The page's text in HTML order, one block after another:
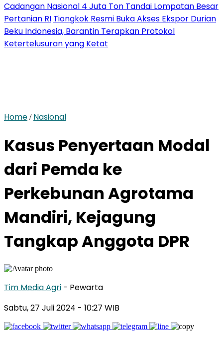
Cadangan Nasional 4 Juta Ton Tandai Lompatan Besar
Pertanian RI Tiongkok Resmi Buka Akses Ekspor Durian
Beku Indonesia, Barantin Terapkan Protokol
Ketertelusuran yang Ketat
Home / Nasional
Kasus Penyertaan Modal
dari Pemda ke
Perkebunan Agrotama
Mandiri, Kejagung
Tangkap Anggota DPR
Tim Media Agri - Pewarta
Sabtu, 27 Juli 2024 - 10:27 WIB